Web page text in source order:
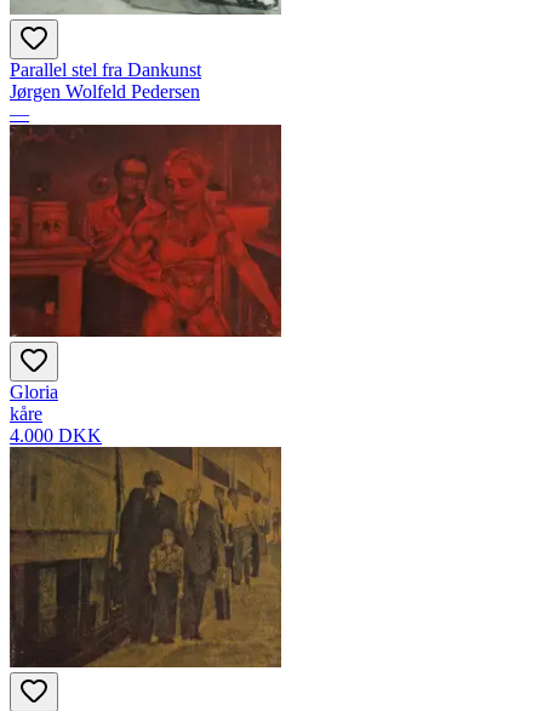
Parallel stel fra Dankunst
Jørgen Wolfeld Pedersen
—
Gloria
kåre
4.000 DKK